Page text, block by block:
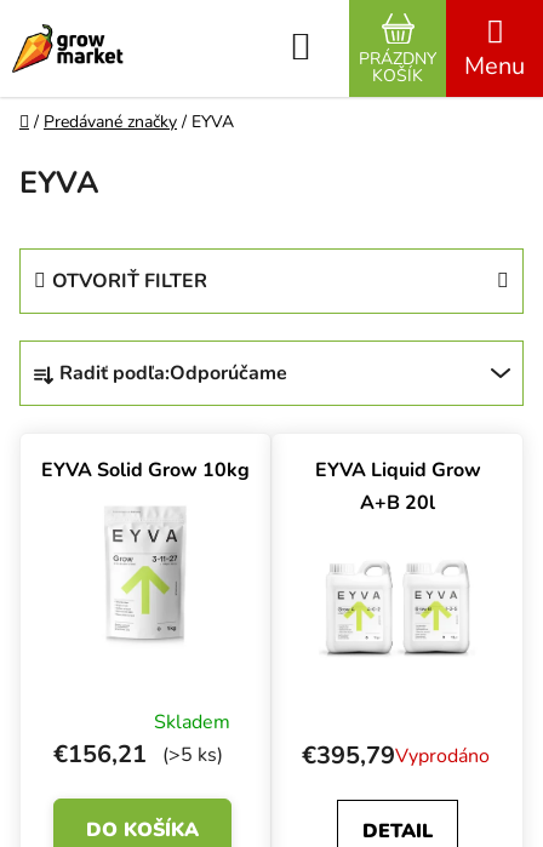
Hľadať
NÁKUPNÝ
PRÁZDNY
KOŠÍK
Domov
/ Predávané značky / EYVA
EYVA
OTVORIŤ FILTER
Radenie produktov
Radiť podľa:Odporúčame
EYVA Solid Grow 10kg
Skladem
(>5 ks)
€156,21
DO KOŠÍKA
EYVA Liquid Grow
A+B 20l
Vyprodáno
€395,79
DETAIL